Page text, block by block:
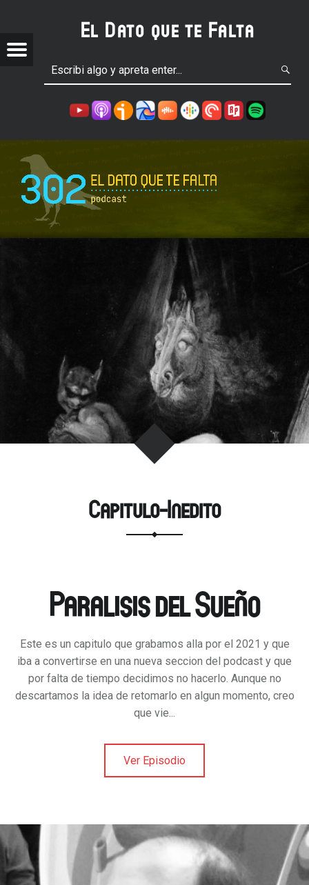
El Dato que te Falta
T
Menu
Capitulo-Inedito
Paralisis del Sueño
Este es un capitulo que grabamos alla por el 2021 y que
iba a convertirse en una nueva seccion del podcast y que
por falta de tiempo decidimos no hacerlo. Aunque no
descartamos la idea de retomarlo en algun momento, creo
que vie...
Ver Episodio